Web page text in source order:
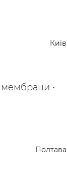
Київ
мембрани •
Полтава